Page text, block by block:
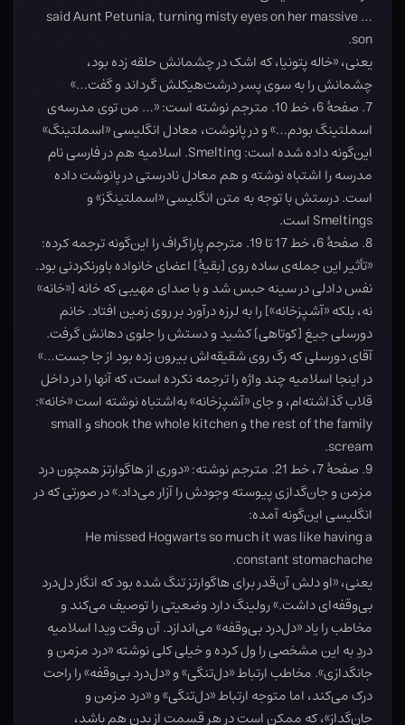
… said Aunt Petunia, turning misty eyes on her massive
son.
یعنی، «خاله پتونیا، که اشک در چشمانش حلقه زده بود،
چشمانش را به سوی پسر درشت‌هیکلش گرداند و گفت…»
7. صفحۀ 6، خط 10. مترجم نوشته است: «… من توی مدرسه‌ی
اسملتینگ بودم…» و در پانوشت، معادل انگلیسی «اسملتینگ»
این‌گونه داده شده است: Smelting. اسلامیه هم در فارسی نام
مدرسه را اشتباه نوشته و هم معادل نادرستی در پانوشت داده
است. درستش با توجه به متن انگلیسی «اسملتینگز» و
Smeltings است.
8. صفحۀ 6، خط 17 تا 19. مترجم پاراگراف را این‌گونه ترجمه کرده:
«تأثیر این جمله‌ی ساده روی [بقیۀ] اعضای خانواده باورنکردنی بود.
نفس دادلی در سینه حبس شد و با صدای مهیبی که خانه [«خانه»
نه، بلکه «آشپزخانه»] را به لرزه درآورد بر روی زمین افتاد. خانم
دورسلی جیغ [کوتاهی] کشید و دستش را جلوی دهانش گرفت.
آقای دورسلی که رگ روی شقیقه‌اش بیرون زده بود از جا جست…»
در اینجا اسلامیه چند واژه را ترجمه نکرده است، که آنها را در داخل
قلاب گذاشته‌ام، و جای «آشپزخانه» به‌اشتباه نوشته است «خانه»:
the rest of the family و shook the whole kitchen و small
scream.
9. صفحۀ 7، خط 21. مترجم نوشته: «دوری از هاگوارتز همچون درد
مزمن و جان‌گدازی پیوسته وجودش را آزار می‌داد.» در صورتی که در
انگلیسی این‌گونه آمده:
He missed Hogwarts so much it was like having a
constant stomachache.
یعنی، «او دلش آن‌قدر برای هاگوارتز تنگ شده بود که انگار دل‌درد
بی‌وقفه‌ای داشت.» رولینگ دارد وضعیتی را توصیف می‌کند و
مخاطب را یاد «دل‌درد بی‌وقفه» می‌اندازد. آن وقت ویدا اسلامیه
دردِ به این مشخصی را ول کرده و خیلی کلی نوشته «درد مزمن و
جانگدازی». مخاطب ارتباط «دل‌تنگی» و «دل‌درد بی‌وقفه» را راحت
درک می‌کند، اما متوجه ارتباط «دل‌تنگی» و «درد مزمن و
جان‌گداز»، که ممکن است در هر قسمت از بدن هم باشد،